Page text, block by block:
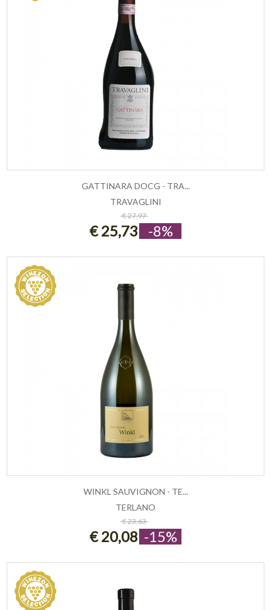
ESAURITO
GATTINARA DOCG - TRA...
TRAVAGLINI
€ 27,97
€ 25,73 -8%
ESAURITO
WINKL SAUVIGNON - TE...
TERLANO
€ 23,63
€ 20,08 -15%